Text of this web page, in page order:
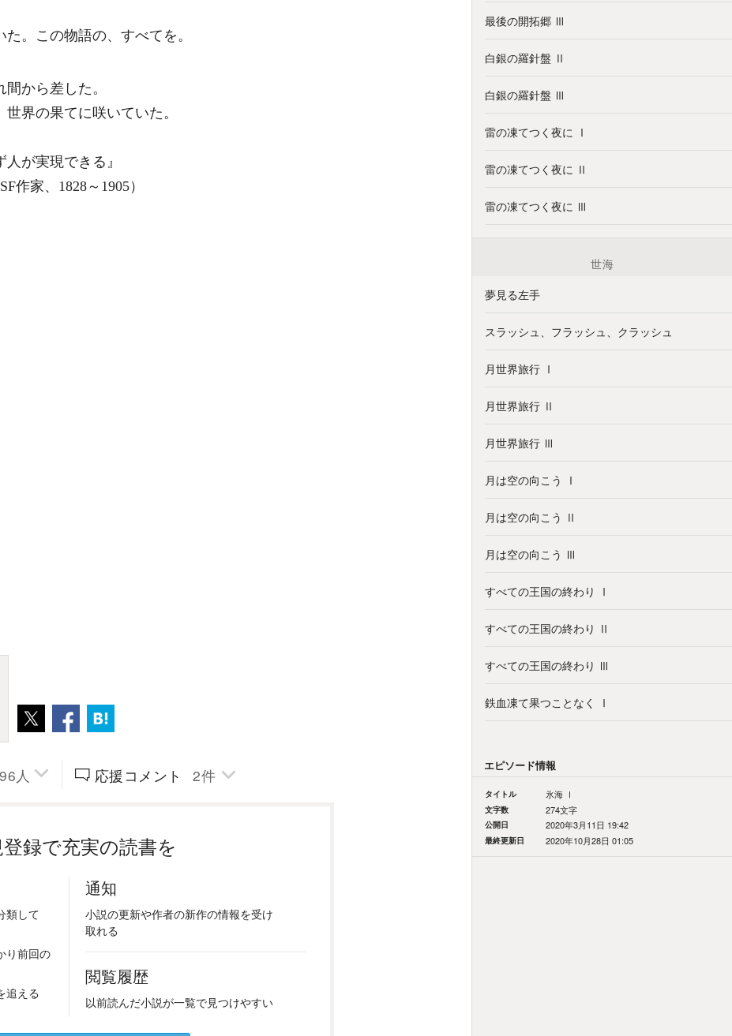
。この物語の、すべてを。
から差した。
界の果てに咲いていた。
人が実現できる』
家、1828～1905）
96 人 応援コメント 2件
録で充実の読書を
類して
り前回の
追える
通知
小説の更新や作者の新作の情報を受け
取れる
閲覧履歴
以前読んだ小説が一覧で見つけやすい
最後の開拓郷 Ⅲ
白銀の羅針盤 Ⅱ
白銀の羅針盤 Ⅲ
雷の凍てつく夜に Ⅰ
雷の凍てつく夜に Ⅱ
雷の凍てつく夜に Ⅲ
世海
夢見る左手
スラッシュ、フラッシュ、クラッシュ
月世界旅行 Ⅰ
月世界旅行 Ⅱ
月世界旅行 Ⅲ
月は空の向こう Ⅰ
月は空の向こう Ⅱ
月は空の向こう Ⅲ
すべての王国の終わり Ⅰ
すべての王国の終わり Ⅱ
すべての王国の終わり Ⅲ
鉄血凍て果つことなく Ⅰ
エピソード情報
タイトル 氷海 Ⅰ
文字数 274文字
公開日 2020年3月11日 19:42
最終更新日 2020年10月28日 01:05